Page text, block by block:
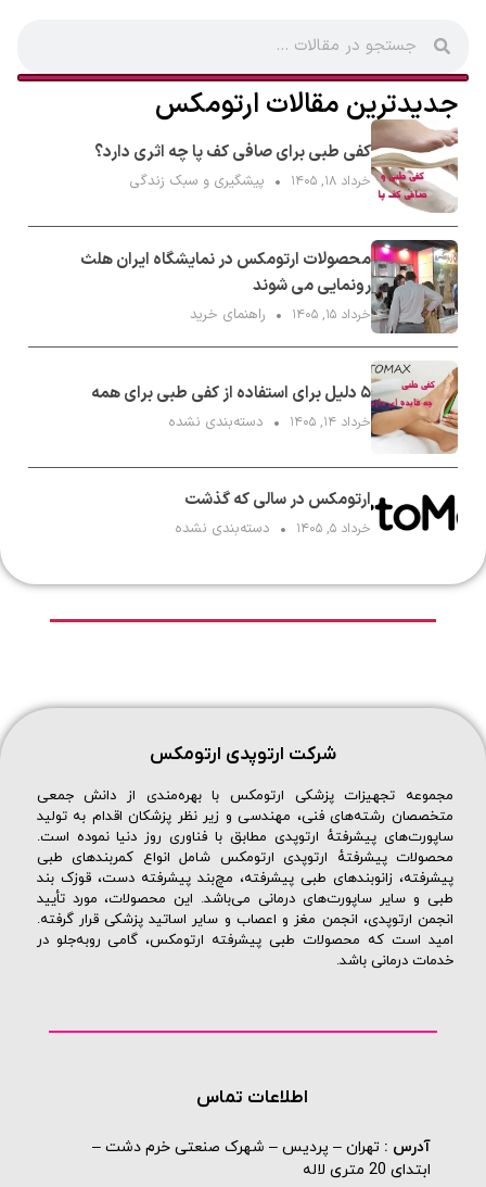
جدیدترین مقالات ارتومکس
کفی طبی برای صافی کف پا چه اثری دارد؟
خرداد ۱۸, ۱۴۰۵ پیشگیری و سبک زندگی
محصولات ارتومکس در نمایشگاه ایران هلث
رونمایی می شوند
خرداد ۱۵, ۱۴۰۵ راهنمای خرید
۵ دلیل برای استفاده از کفی طبی برای همه
خرداد ۱۴, ۱۴۰۵ دسته‌بندی نشده
ارتومکس در سالی که گذشت
خرداد ۵, ۱۴۰۵ دسته‌بندی نشده
شرکت ارتوپدی ارتومکس
مجموعه تجهیزات پزشکی ارتومکس با بهره‌مندی از دانش جمعی
متخصصان رشته‌های فنی، مهندسی و زیر نظر پزشکان اقدام به تولید
ساپورت‌های پیشرفتهٔ ارتوپدی مطابق با فناوری روز دنیا نموده است.
محصولات پیشرفتهٔ ارتوپدی ارتومکس شامل انواع کمربندهای طبی
پیشرفته، زانوبندهای طبی پیشرفته، مچ‌بند پیشرفته دست، قوزک بند
طبی و سایر ساپورت‌های درمانی می‌باشد. این محصولات، مورد تأیید
انجمن ارتوپدی، انجمن مغز و اعصاب و سایر اساتید پزشکی قرار گرفته.
امید است که محصولات طبی پیشرفته ارتومکس، گامی روبه‌جلو در
خدمات درمانی باشد.
اطلاعات تماس
آدرس : تهران – پردیس – شهرک صنعتی خرم دشت –
ابتدای 20 متری لاله